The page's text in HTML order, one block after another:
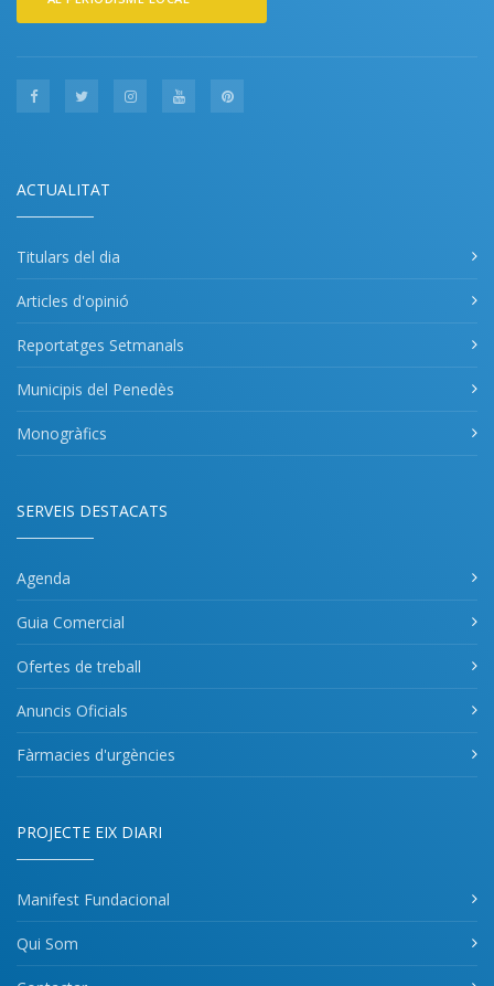
ACTUALITAT
Titulars del dia
Articles d'opinió
Reportatges Setmanals
Municipis del Penedès
Monogràfics
SERVEIS DESTACATS
Agenda
Guia Comercial
Ofertes de treball
Anuncis Oficials
Fàrmacies d'urgències
PROJECTE EIX DIARI
Manifest Fundacional
Qui Som